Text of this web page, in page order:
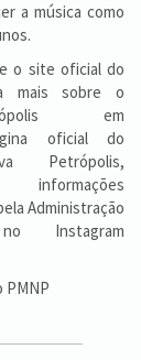
a música como
o site oficial do
mais sobre o
em
oficial do
Petrópolis,
informações
Administração
Instagram
PMNP